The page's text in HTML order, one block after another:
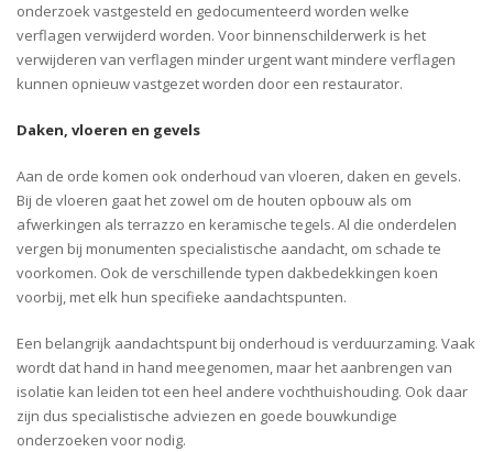
onderzoek vastgesteld en gedocumenteerd worden welke
verflagen verwijderd worden. Voor binnenschilderwerk is het
verwijderen van verflagen minder urgent want mindere verflagen
kunnen opnieuw vastgezet worden door een restaurator.
Daken, vloeren en gevels
Aan de orde komen ook onderhoud van vloeren, daken en gevels.
Bij de vloeren gaat het zowel om de houten opbouw als om
afwerkingen als terrazzo en keramische tegels. Al die onderdelen
vergen bij monumenten specialistische aandacht, om schade te
voorkomen. Ook de verschillende typen dakbedekkingen koen
voorbij, met elk hun specifieke aandachtspunten.
Een belangrijk aandachtspunt bij onderhoud is verduurzaming. Vaak
wordt dat hand in hand meegenomen, maar het aanbrengen van
isolatie kan leiden tot een heel andere vochthuishouding. Ook daar
zijn dus specialistische adviezen en goede bouwkundige
onderzoeken voor nodig.